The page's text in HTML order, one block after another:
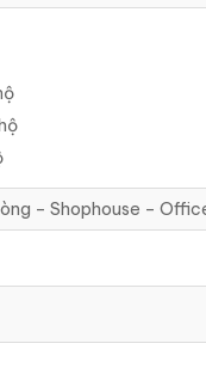
– Shophouse –